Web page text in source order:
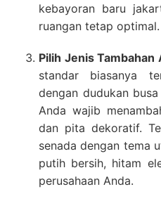
kebayoran baru
ruangan tetap optimal.
Pilih Jenis Tambahan
standar biasanya
dengan dudukan
Anda wajib
dan pita dekoratif.
senada dengan tema
putih bersih, hitam
perusahaan Anda.